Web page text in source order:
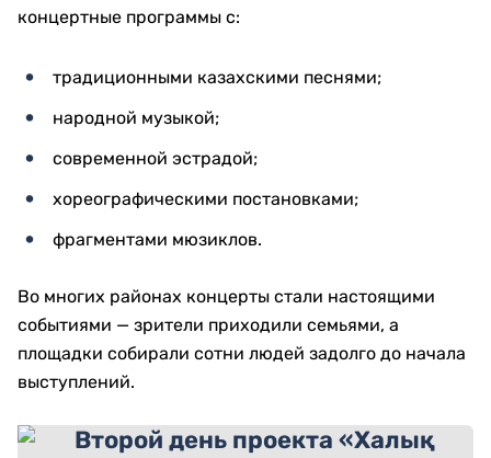
концертные программы с:
традиционными казахскими песнями;
народной музыкой;
современной эстрадой;
хореографическими постановками;
фрагментами мюзиклов.
Во многих районах концерты стали настоящими
событиями — зрители приходили семьями, а
площадки собирали сотни людей задолго до начала
выступлений.